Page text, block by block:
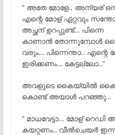
” അതേ മോളേ.. അന്യര്
എന്റെ മോള് ഏറ്റവും
അച്ഛന് ഉറപ്പുണ്ട്… പിന്നെ
കാണാന്തോന്നുമ്പോള്
വരും… പിന്നെന്താ.. എന്റെ
ഇരിക്കണം… കേട്ടല്ലോ..”
അവളുടെ കൈയ്യിൽ
കൊണ്ട് അയാൾ പറഞ്ഞു…
” മാധവേട്ടാ… മോള് റെഡി
കയറ്റണം.. വീൽചെയർ